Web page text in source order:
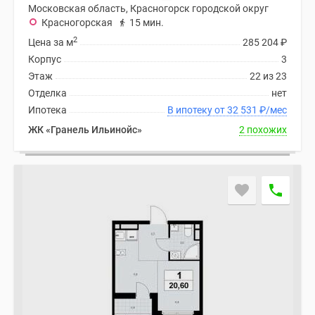
Московская область, Красногорск городской округ
Красногорская
15 мин.
285 204₽
Цена за м2
3
Корпус
22 из 23
Этаж
нет
Отделка
В ипотеку от 32 531 ₽/мес
Ипотека
ЖК «Гранель Ильинойс»
2 похожих